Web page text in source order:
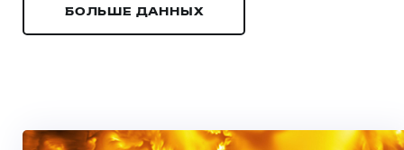
БОЛЬШЕ ДАННЫХ